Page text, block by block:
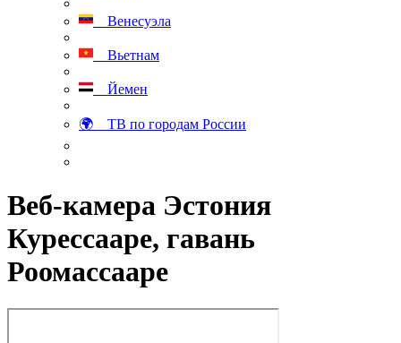
Венесуэла
Вьетнам
Йемен
🌍 ТВ по городам России
Веб-камера Эстония
Курессааре, гавань
Роомассааре